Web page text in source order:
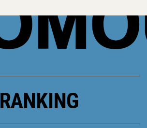
RANKING